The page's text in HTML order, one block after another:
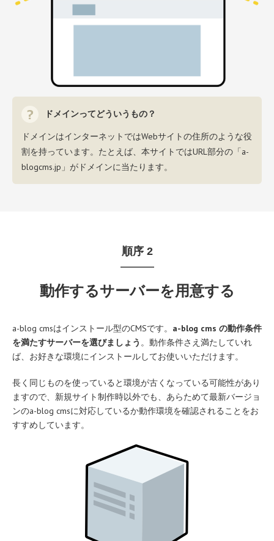
ドメインってどういうもの？
ドメインはインターネットではWebサイトの住所のような役
割を持っています。たとえば、本サイトではURL部分の「a-
blogcms.jp」がドメインに当たります。
順序 2
動作するサーバーを用意する
a-blog cmsはインストール型のCMSです。 a-blog cms の動作条件
を満たすサーバーを選びましょう 。動作条件さえ満たしていれ
ば、お好きな環境にインストールしてお使いいただけます。
長く同じものを使っていると環境が古くなっている可能性があり
ますので、新規サイト制作時以外でも、あらためて最新バージョ
ンのa-blog cmsに対応しているか動作環境を確認されることをお
すすめしています。